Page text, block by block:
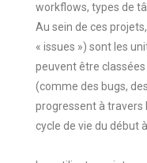
workflows, types de
Au sein de ces
« issues ») sont les
peuvent être
(comme des bugs,
progressent à
cycle de vie du début